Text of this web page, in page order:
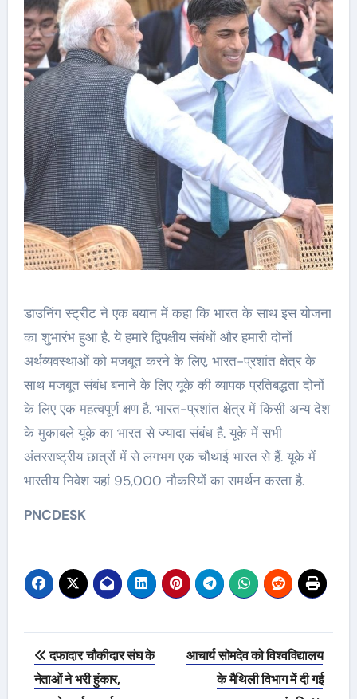
डाउनिंग स्ट्रीट ने एक बयान में कहा कि भारत के साथ इस योजना
का शुभारंभ हुआ है. ये हमारे द्विपक्षीय संबंधों और हमारी दोनों
अर्थव्यवस्थाओं को मजबूत करने के लिए, भारत-प्रशांत क्षेत्र के
साथ मजबूत संबंध बनाने के लिए यूके की व्यापक प्रतिबद्धता दोनों
के लिए एक महत्वपूर्ण क्षण है. भारत-प्रशांत क्षेत्र में किसी अन्य देश
के मुकाबले यूके का भारत से ज्यादा संबंध है. यूके में सभी
अंतरराष्ट्रीय छात्रों में से लगभग एक चौथाई भारत से हैं. यूके में
भारतीय निवेश यहां 95,000 नौकरियों का समर्थन करता है.
PNCDESK
Post
navigation
दफादार चौकीदार संघ के
नेताओं ने भरी हुंकार,
आचार्य सोमदेव को विश्वविद्यालय
के मैथिली विभाग में दी गई